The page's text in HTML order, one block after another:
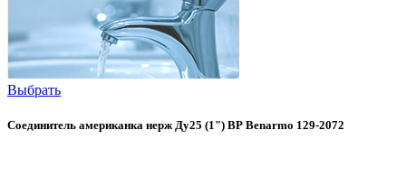
Выбрать
Соединитель американка нерж Ду25 (1") ВР Benarmo 129-2072